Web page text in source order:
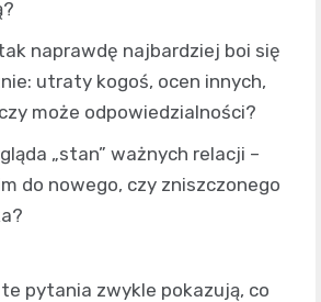
naprawdę najbardziej boi się
utraty kogoś, ocen innych,
może odpowiedzialności?
„stan” ważnych relacji –
do nowego, czy zniszczonego
pytania zwykle pokazują, co